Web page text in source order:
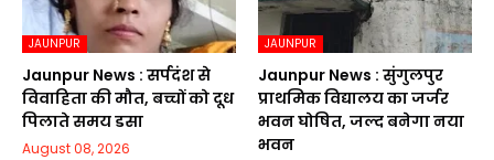
JAUNPUR
Jaunpur News : सर्पदंश से
विवाहिता की मौत, बच्चों को दूध
पिलाते समय डसा
August 08, 2026
JAUNPUR
Jaunpur News : सुंगुलपुर
प्राथमिक विद्यालय का जर्जर
भवन घोषित, जल्द बनेगा नया
भवन